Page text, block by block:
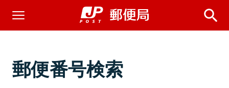
郵便番号検索